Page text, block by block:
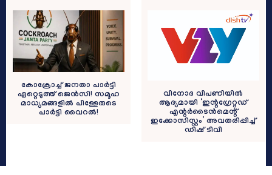
കോക്രോച്ച് ജനതാ പാര്‍ട്ടി
ഏറ്റെടുത്ത് ജെന്‍സി! സമൂഹ
മാധ്യമങ്ങളില്‍ പിള്ളേരുടെ
പാര്‍ട്ടി വൈറല്‍!
വിനോദ വിപണിയിൽ
ആദ്യമായി ‘ഇന്റഗ്രേറ്റഡ്
എന്റർടൈൻമെന്റ്
ഇക്കോസിസ്റ്റം’ അവതരിപ്പിച്ച്
ഡിഷ് ടിവി